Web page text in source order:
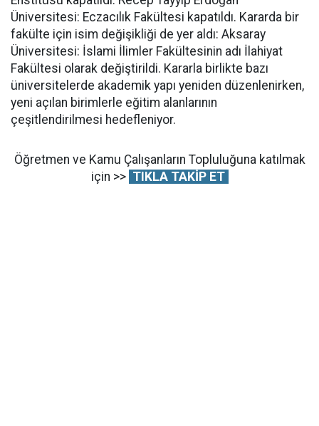
Üniversitesi: Eczacılık Fakültesi kapatıldı. Kararda bir
fakülte için isim değişikliği de yer aldı: Aksaray
Üniversitesi: İslami İlimler Fakültesinin adı İlahiyat
Fakültesi olarak değiştirildi. Kararla birlikte bazı
üniversitelerde akademik yapı yeniden düzenlenirken,
yeni açılan birimlerle eğitim alanlarının
çeşitlendirilmesi hedefleniyor.
Öğretmen ve Kamu Çalışanların Topluluğuna katılmak
için >> TIKLA TAKİP ET